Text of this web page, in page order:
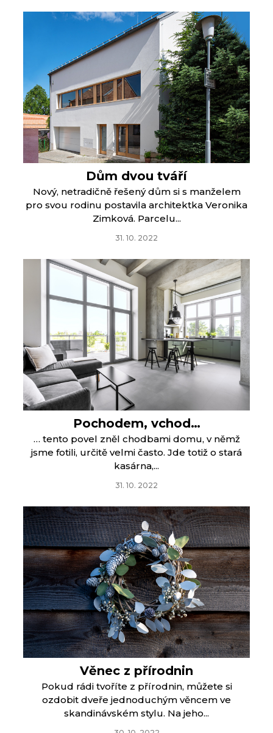
Dům dvou tváří
Nový, netradičně řešený dům si s manželem
pro svou rodinu postavila architektka Veronika
Zimková. Parcelu...
31. 10. 2022
Pochodem, vchod…
… tento povel zněl chodbami domu, v němž
jsme fotili, určitě velmi často. Jde totiž o stará
kasárna,...
31. 10. 2022
Věnec z přírodnin
Pokud rádi tvoříte z přírodnin, můžete si
ozdobit dveře jednoduchým věncem ve
skandinávském stylu. Na jeho...